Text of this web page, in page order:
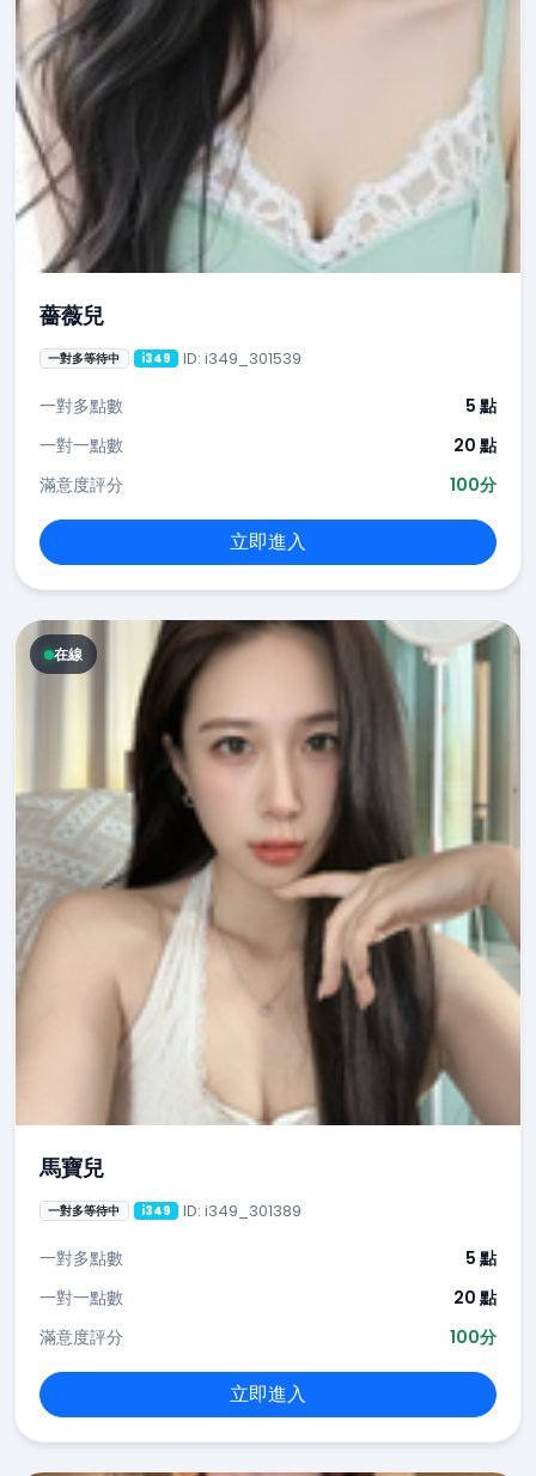
薔薇兒
一對多等待中 i349 ID: i349_301539
一對多點數
5 點
一對一點數
20 點
滿意度評分
100分
立即進入
在線
馬寶兒
一對多等待中 i349 ID: i349_301389
一對多點數
5 點
一對一點數
20 點
滿意度評分
100分
立即進入